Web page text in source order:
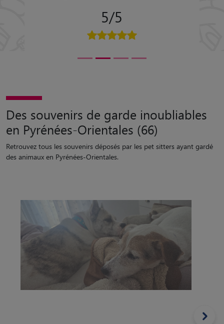
5/5
Des souvenirs de garde inoubliables
en Pyrénées-Orientales (66)
Retrouvez tous les souvenirs déposés par les pet sitters ayant gardé
des animaux en Pyrénées-Orientales.